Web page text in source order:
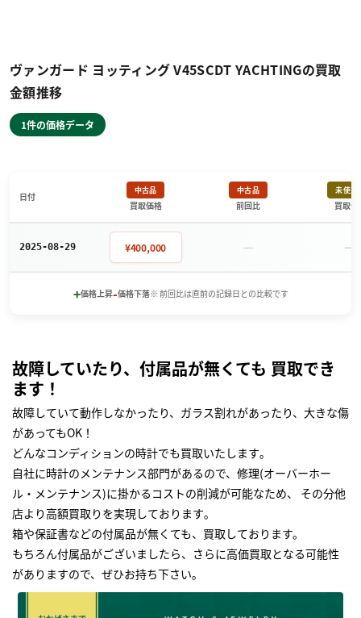
ヴァンガード ヨッティング V45SCDT YACHTINGの買取
金額推移
1件の価格データ
日付
中古品
買取価格
中古品
前回比
未使用
買取価
2025-08-29 ¥400,000 － －
+価格上昇-価格下落※ 前回比は直前の記録日との比較です
故障していたり、付属品が無くても 買取でき
ます！
故障していて動作しなかったり、ガラス割れがあったり、大きな傷
があってもOK！
どんなコンディションの時計でも買取いたします｡
自社に時計のメンテナンス部門があるので、修理(オーバーホー
ル・メンテナンス)に掛かるコストの削減が可能なため、 その分他
店より高額買取りを実現しております｡
箱や保証書などの付属品が無くても、買取しております。
もちろん付属品がございましたら、さらに高価買取となる可能性
がありますので、ぜひお持ち下さい｡